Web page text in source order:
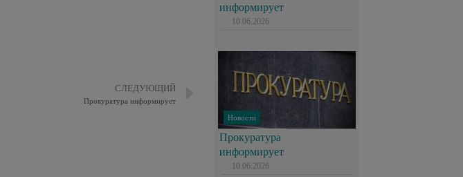
СЛЕДУЮЩИЙ
Прокуратура информирует
информирует
10.06.2026
Новости
Прокуратура
информирует
10.06.2026